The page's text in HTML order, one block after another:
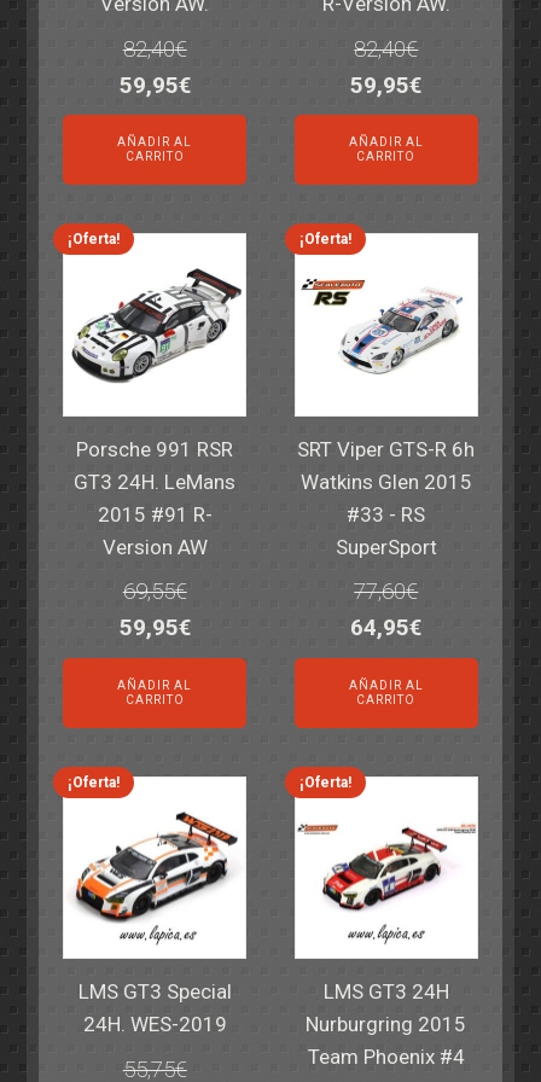
82,40€
El
precio
original
era:
82,40€.
59,95€El
precio
es:
59,95€.
AÑADIR AL
CARRITO
82,40€
El
precio
original
era:
82,40€.
59,95€El
precio
es:
59,95€.
AÑADIR AL
CARRITO
¡Oferta!
Porsche 991 RSR
GT3 24H. LeMans
2015 #91 R-
Version AW
69,55€
El
precio
original
era:
69,55€.
59,95€El
precio
actual
es:
59,95€.
AÑADIR AL
CARRITO
¡Oferta!
SRT Viper GTS-R 6h
Watkins Glen 2015
#33 - RS
SuperSport
77,60€
El
precio
original
era:
77,60€.
64,95€El
precio
actual
es:
64,95€.
AÑADIR AL
CARRITO
¡Oferta!
LMS GT3 Special
24H. WES-2019
55,75€
¡Oferta!
LMS GT3 24H
Nurburgring 2015
Team Phoenix #4